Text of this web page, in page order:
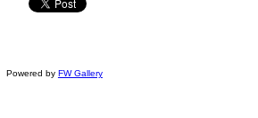
Powered by FW Gallery